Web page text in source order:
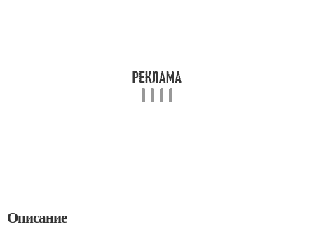
Описание